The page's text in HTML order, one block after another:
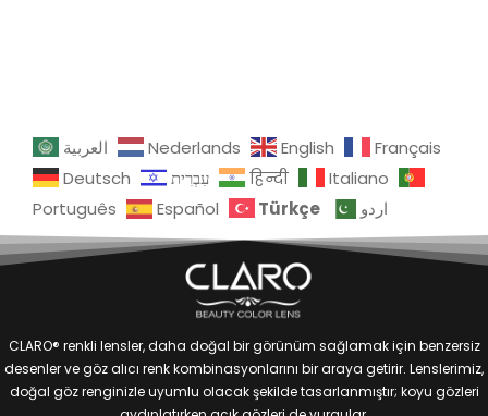
العربية Nederlands English
Français
Deutsch
עִבְרִית हिन्दी
Italiano
Português
Español Türkçe اردو
CLARO® renkli lensler, daha doğal bir görünüm sağlamak için benzersiz
desenler ve göz alıcı renk kombinasyonlarını bir araya getirir. Lenslerimiz,
doğal göz renginizle uyumlu olacak şekilde tasarlanmıştır; koyu gözleri